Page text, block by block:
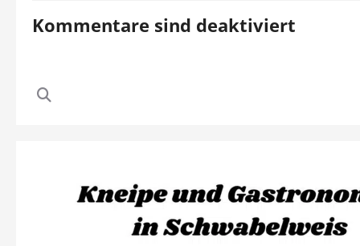
Kommentare sind deaktiviert